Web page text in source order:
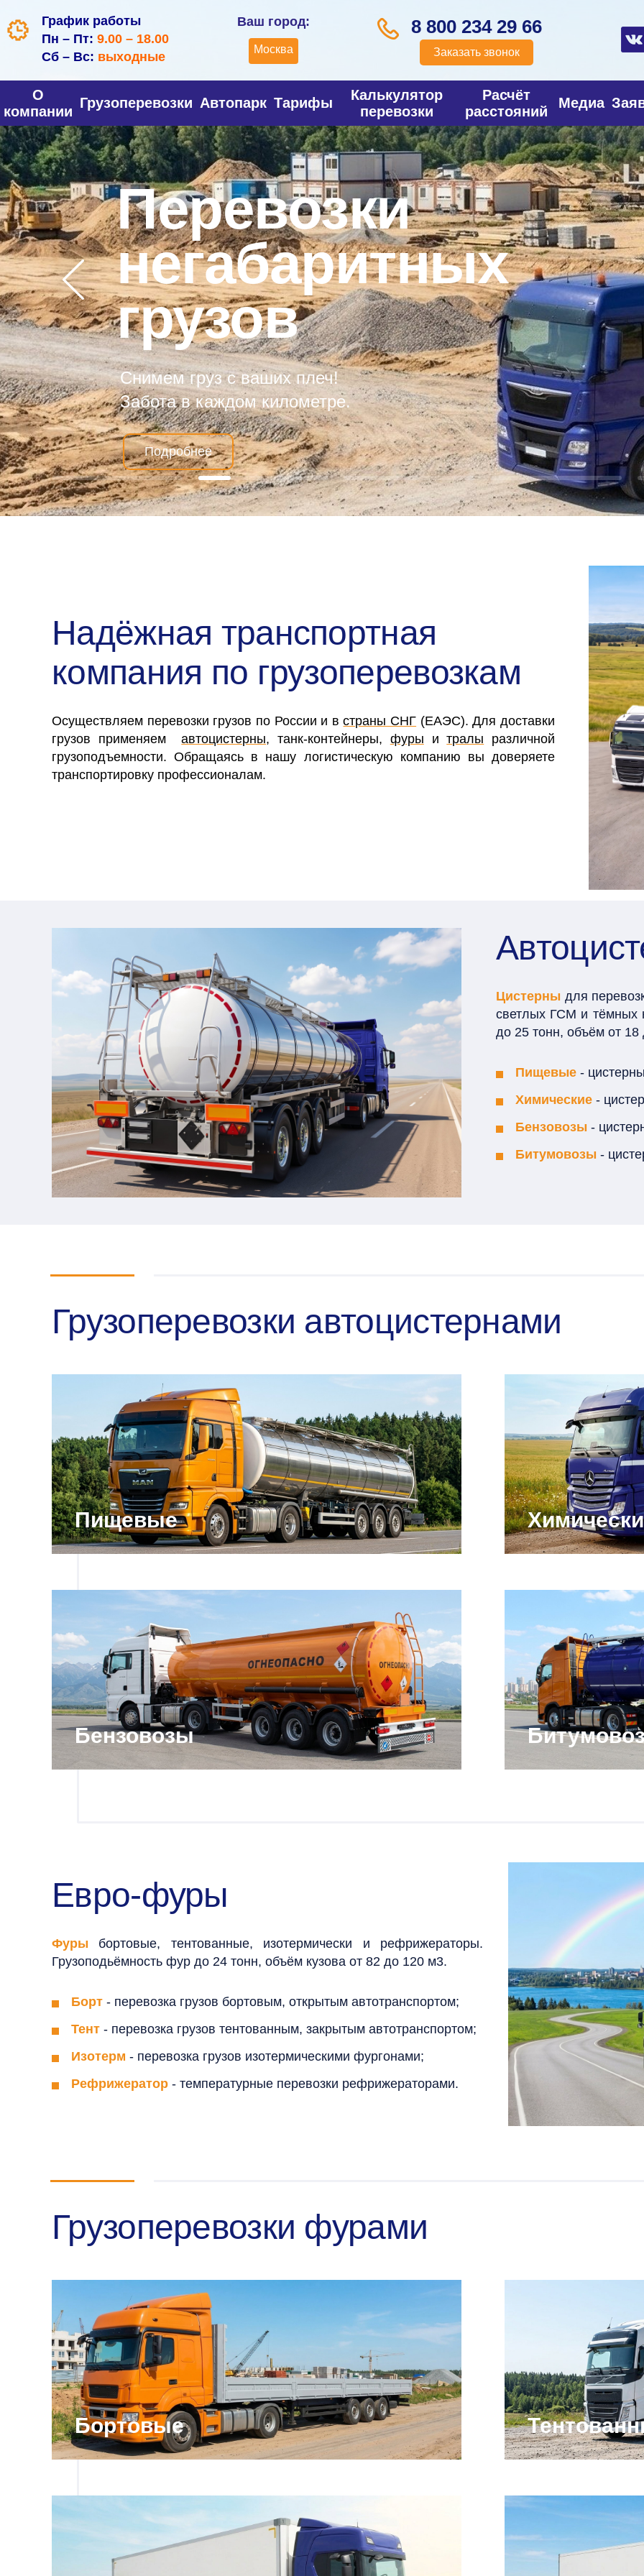
График работы
Пн – Пт: 9.00 – 18.00
Сб – Вс: выходные
Ваш город:
Москва
8 800 234 29 66
Заказать звонок
О
компании
Грузоперевозки Автопарк Тарифы
Калькулятор
перевозки
Расчёт
расстояний
Медиа
Перевозки
негабаритных
грузов
Снимем груз с ваших плеч!
Забота в каждом километре.
Подробнее
Надёжная транспортная
компания по грузоперевозкам
Осуществляем перевозки грузов по России и встраны СНГ (ЕАЭС). Для доставки
грузов применяемавтоцистерны, танк-контейнеры, фуры итралы различной
грузоподъемности. Обращаясь в нашу логистическую компанию вы доверяете
транспортировку профессионалам.
Цистерны для
светлых ГСМ и тёмных
до 25 тонн, объём от
Пищевые -
Химические -
Бензовозы -
Битумовозы -
Грузоперевозки автоцистернами
Пищевые
Бензовозы
Евро-фуры
Фуры бортовые, тентованные, изотермически и рефрижераторы.
Грузоподьёмность фур до 24 тонн, объём кузова от 82 до 120 м3.
Борт - перевозка грузов бортовым, открытым автотранспортом;
Тент - перевозка грузов тентованным, закрытым автотранспортом;
Изотерм - перевозка грузов изотермическими фургонами;
Рефрижератор - температурные перевозки рефрижераторами.
Грузоперевозки фурами
Бортовые